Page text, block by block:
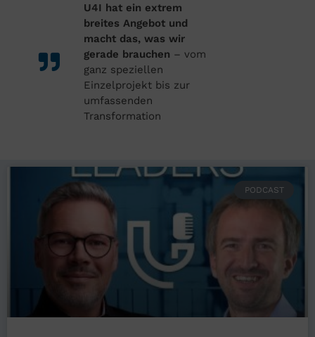
U4I hat ein extrem
breites Angebot und
macht das, was wir
gerade brauchen – vom
ganz speziellen
Einzelprojekt bis zur
umfassenden
Transformation
PODCAST